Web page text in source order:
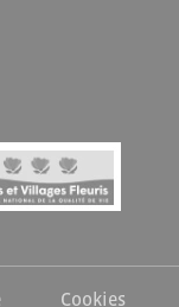
Cookies